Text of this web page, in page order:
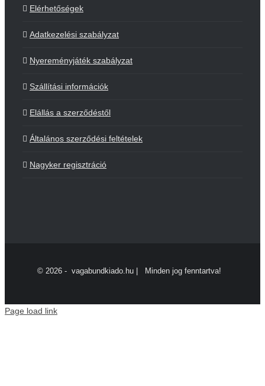
Elérhetőségek
Adatkezelési szabályzat
Nyereményjáték szabályzat
Szállítási információk
Elállás a szerződéstől
Általános szerződési feltételek
Nagyker regisztráció
© 2026 - vagabundkiado.hu | Minden jog fenntartva!
Page load link